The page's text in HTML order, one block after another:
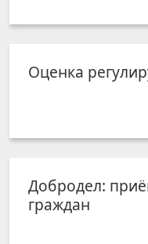
Оценка
Добродел:
граждан